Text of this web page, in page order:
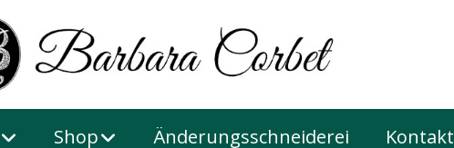
Shop Änderungsschneiderei Kontakt